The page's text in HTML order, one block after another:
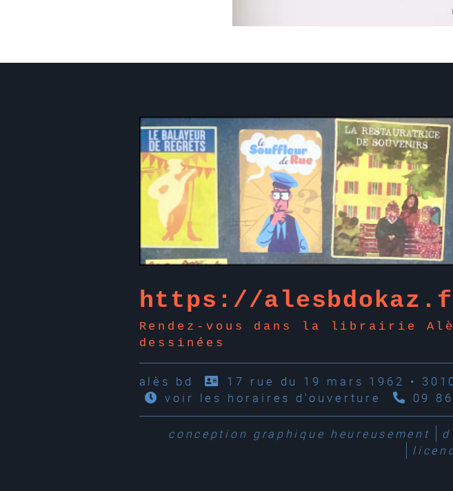
https://
Rendez-vous dans la librairie
dessinées
alès bd 17 rue du 19 mars 1962 •
voir les horaires d'ouverture
09
conception graphique heureusement